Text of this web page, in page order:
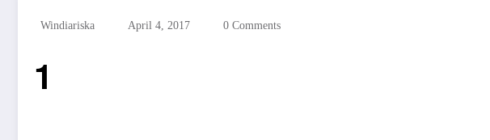
Windiariska April 4, 2017 0 Comments
1